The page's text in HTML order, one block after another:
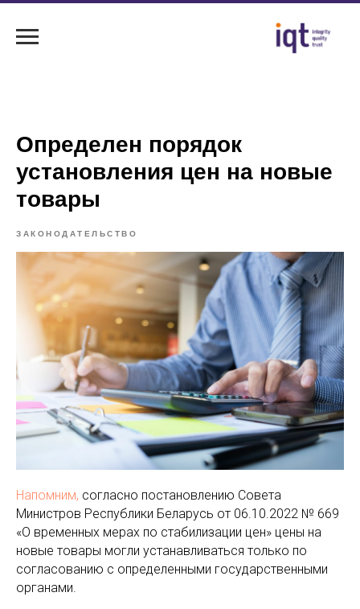
Определен порядок
установления цен на новые
товары
ЗАКОНОДАТЕЛЬСТВО
Напомним, согласно постановлению Совета
Министров Республики Беларусь от 06.10.2022 № 669
«О временных мерах по стабилизации цен» цены на
новые товары могли устанавливаться только по
согласованию с определенными государственными
органами.